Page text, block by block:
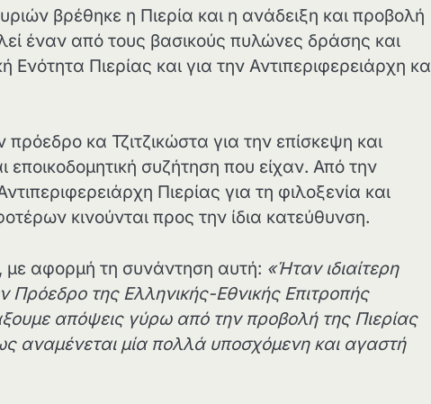
βρέθηκε η Πιερία και η ανάδειξη και προβολή
έναν από τους βασικούς πυλώνες δράσης και
Πιερίας και για την Αντιπεριφερειάρχη κα
κα Τζιτζικώστα για την επίσκεψη και
εποικοδομητική συζήτηση που είχαν. Από την
Πιερίας για τη φιλοξενία και
κινούνται προς την ίδια κατεύθυνση.
με αφορμή τη συνάντηση αυτή: «Ήταν ιδιαίτερη
Πρόεδρο της Ελληνικής-Εθνικής Επιτροπής
απόψεις γύρω από την προβολή της Πιερίας
αναμένεται μία πολλά υποσχόμενη και αγαστή